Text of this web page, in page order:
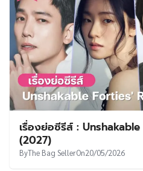
เรื่องย่อซีรีส์ : Dash (2027)
ByThe Bag Seller On01/06/2026